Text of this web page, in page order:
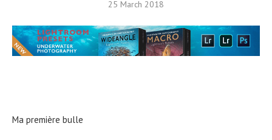
25 March 2018
Ma première bulle